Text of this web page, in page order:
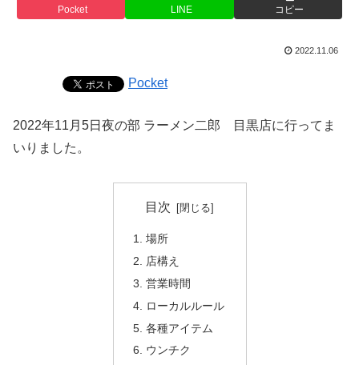
Pocket LINE コピー
2022.11.06
Pocket
2022年11月5日夜の部 ラーメン二郎 目黒店に行ってま
いりました。
目次
場所
店構え
営業時間
ローカルルール
各種アイテム
ウンチク